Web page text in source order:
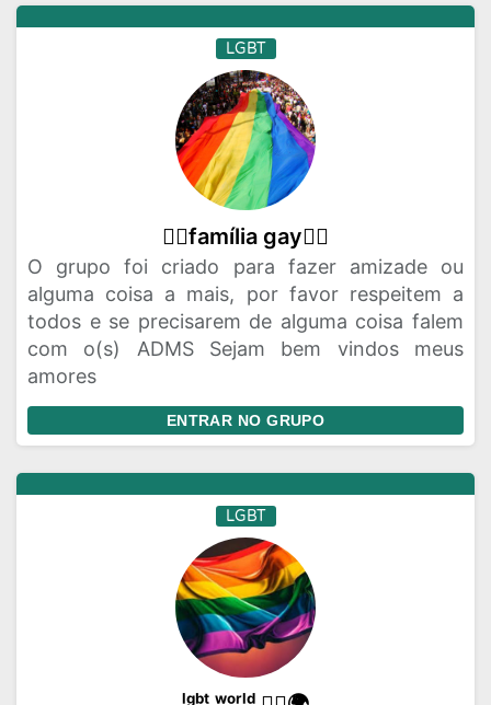
LGBT
🏳‍🌈família gay🏳‍🌈
O grupo foi criado para fazer amizade ou
alguma coisa a mais, por favor respeitem a
todos e se precisarem de alguma coisa falem
com o(s) ADMS Sejam bem vindos meus
amores
ENTRAR NO GRUPO
LGBT